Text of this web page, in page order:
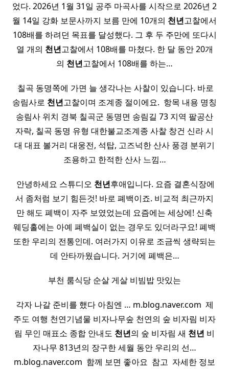
었다. 2026년 1월 31일 공주 마곡사를 시작으로 2026년 2
월 14일 강화 보문사까지 보름 만에 10개의 천년고찰에서
108배를 하려던 목표를 달성했다. 그 후 두 주만에 또다시
열 개의 천년고찰에서 108배를 마쳤다. 한 달 동안 20개
의 천년고찰에서 108배를 하는…
​ 칠곡 동명쪽에 가면 늘 생각나는 사찰이 있습니다. 바로
송림사로 천년고찰이며 조계종 절이에요. ​ 항목 내용 명칭
송림사 위치 경북 칠곡군 동명면 송림길 73 지역 팔공산
자락, 칠곡 동명 유형 대한불교조계종 사찰 창건 신라 시
대 대표 볼거리 대웅전, 석탑, 고즈넉한 산사 풍경 분위기
조용하고 한적한 산사 느낌…
​ 안녕하세요 스튜디오 천년후애입니다. 요즘 결혼식장에
서 좀처럼 보기 힘든것! 바로 폐백이죠. 비교적 최근까지
만 해도 폐백이 자주 보였었는데 요즘에는 세상에! 신축
웨딩홀에는 아예 폐백실이 없는 경우도 있더라구요! 폐백
또한 우리의 전통인데. 여러가지 이유로 조금씩 생략되는
데 안타까웠습니다. 거기에 폐백은…
부천 룸식당 순살 게살 비빔밥 맛있는
각자 나갈 준비를 했다 아침엔 … m.blog.naver.com ​ 제
주도 여행 천연기념물 비자나무숲 천연의 숲 비자림 비자
림 무인 매표소 종합 안내도 천년의 숲 비자림 새 천년 비
자나무 813년의 장구한 세월 동안 우리의 선…
m.blog.naver.com ​ 함께 보면 좋아요 ​ 참고 ​ 자세한 정보